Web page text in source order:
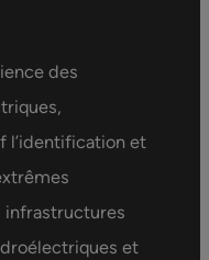
des
l’identification et
infrastructures
et